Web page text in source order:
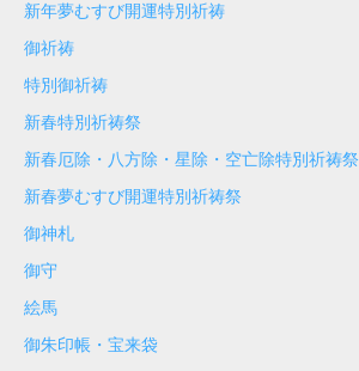
新年夢むすび開運特別祈祷
御祈祷
特別御祈祷
新春特別祈祷祭
新春厄除・八方除・星除・空亡除特別祈祷祭
新春夢むすび開運特別祈祷祭
御神札
御守
絵馬
御朱印帳・宝来袋